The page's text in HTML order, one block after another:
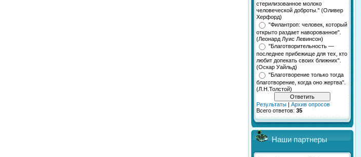
стерилизованное молоко
человеческой доброты." (Оливер
Херфорд)
"Филантроп: человек, который
открыто раздает наворованное".
(Леонард Луис Левинсон)
"Благотворительность —
последнее прибежище для тех, кто
любит допекать своих ближних".
(Оскар Уайльд)
"Благотворение только тогда
благотворение, когда оно жертва".
(Л.Н.Толстой)
Результаты | Архив опросов
Всего ответов: 35
Наши партнеры